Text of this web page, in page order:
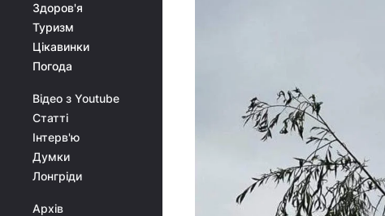
Здоров'я
Туризм
Цікавинки
Погода
Відео з Youtube
Статті
Інтерв'ю
Думки
Лонгріди
Архів